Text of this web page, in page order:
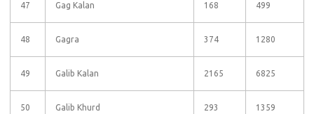
47 Gag Kalan 168 499
48 Gagra 374 1280
49 Galib Kalan 2165 6825
50 Galib Khurd 293 1359